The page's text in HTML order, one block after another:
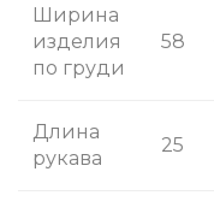
Ширина
изделия
по груди
58
Длина
рукава
25